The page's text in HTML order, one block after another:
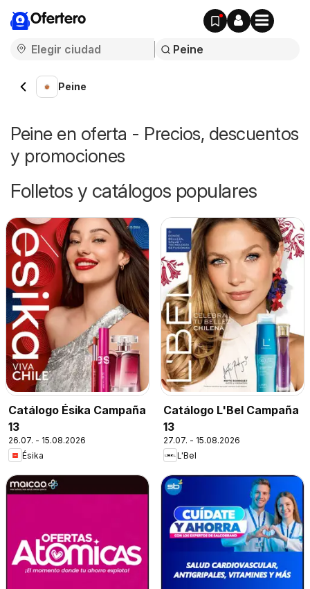
Ofertero
Peine
Peine en oferta - Precios, descuentos
y promociones
Folletos y catálogos populares
Catálogo Ésika Campaña
13
26.07. - 15.08.2026
Ésika
Catálogo L'Bel Campaña
13
27.07. - 15.08.2026
L'Bel